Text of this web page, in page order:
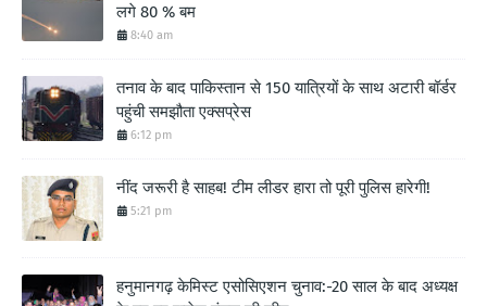
लगे 80 % बम
8:40 am
तनाव के बाद पाकिस्तान से 150 यात्रियों के साथ अटारी बॉर्डर
पहुंची समझौता एक्सप्रेस
6:12 pm
नींद जरूरी है साहब! टीम लीडर हारा तो पूरी पुलिस हारेगी!
5:21 pm
हनुमानगढ़ केमिस्ट एसोसिएशन चुनाव:-20 साल के बाद अध्यक्ष